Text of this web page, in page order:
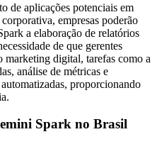
de aplicações potenciais em
empresas poderão
a elaboração de relatórios
de que gerentes
marketing digital, tarefas como a
análise de métricas e
proporcionando
Spark no Brasil